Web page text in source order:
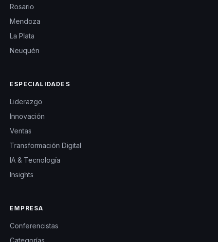
Rosario
Mendoza
La Plata
Neuquén
ESPECIALIDADES
Liderazgo
Innovación
Ventas
Transformación Digital
IA & Tecnología
Insights
EMPRESA
Conferencistas
Categorías